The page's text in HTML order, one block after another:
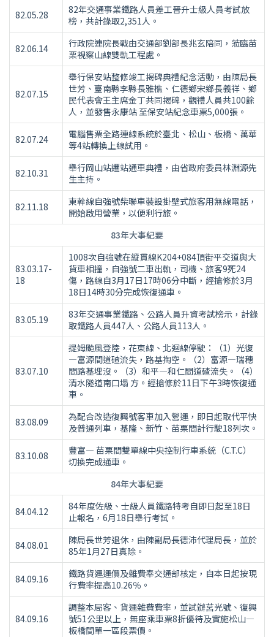
82.05.28
82年交通事業鐵路人員差工晉升士級人員考試放
榜，共計錄取2,351人。
82.06.14
行政院連院長戰由交通部劉部長兆玄陪同，蒞臨苗
栗視察山線雙軌工程處。
82.07.15
舉行保安站整修竣工揭碑典禮紀念活動，由陳局長
世芳、臺南縣李縣長雅樵、仁德鄉宋鄉長義祥、鄉
民代表會王主席金丁共同揭碑，觀禮人員共100餘
人，並發售永康站 至保安站紀念車票5,000張。
82.07.24
電腦售票全路連線系統於臺北、松山、板橋、萬華
等4站轉換上線試用。
82.10.31
舉行岡山站遷站通車典禮，由省政府委員林淵源先
生主持。
82.11.18
東幹線自強號柴聯車裝設掛壁式旅客用無線電話，
開始啟用營業，以便利行旅。
83年大事紀要
83.03.17-
18
1008次自強號在縱貫線K204+084頂街平交道與大
貨車相撞，自強號二車出軌，司機、旅客9死24
傷，路線自3月17日17時06分中斷，經搶修於3月
18日14時30分完成恢復通車。
83.05.19
83年交通事業鐵路、公路人員升資考試榜示，計錄
取鐵路人員447人、公路人員113人。
83.07.10
提姆颱風登陸，花東線、北迴線停駛：（1）光復
—富源間道碴流失，路基掏空。（2）富源—瑞穗
間路基埋沒。（3）和平—和仁間道碴流失。（4）
清水隧道南口塌 方。經搶修於11日下午3時恢復通
車。
83.08.09
為配合改造復興號客車加入營運，即日起取代平快
及普通列車，基隆、新竹、苗栗間計行駛18列次。
83.10.08
豐富— 苗栗間雙單線中央控制行車系統（C.T.C）
切換完成通車。
84年大事紀要
84.04.12
84年度佐級、士級人員鐵路特考自即日起至18日
止報名，6月18日舉行考試。
84.08.01
陳局長世芳退休，由陳副局長德沛代理局長，並於
85年1月27日真除。
84.09.16
鐵路貨運運價及雜費奉交通部核定，自本日起按現
行費率提高10.26％。
84.09.16
調整本局客、貨運雜費費率，並試辦莒光號、復興
號51公里以上，無座乘車票8折優待及實施松山—
板橋間單一區段票價。